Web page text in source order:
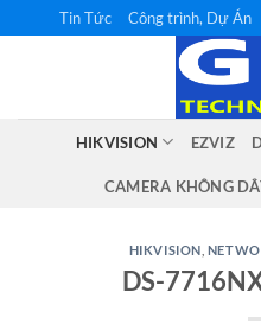
qua
Tin Tức Công trình, Dự Án
HIKVISION EZVIZ
CAMERA KHÔNG
HIKVISION
DS-